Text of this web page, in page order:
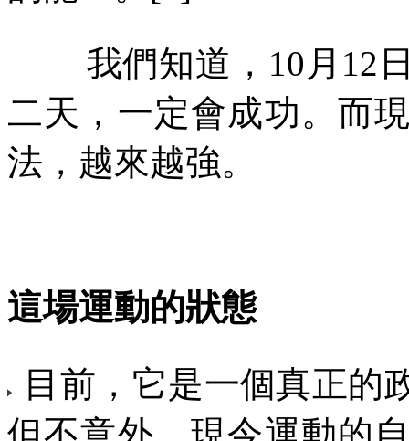
我們知道， 10 月 12
二天，一定會成功。而
法，越來越強。
這場運動的狀態
目前，它是一個真正的